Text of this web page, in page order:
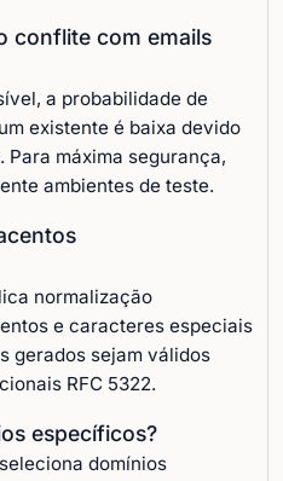
conflite com emails
a probabilidade de
existente é baixa devido
máxima segurança,
ambientes de teste.
normalização
e caracteres especiais
gerados sejam válidos
RFC 5322.
específicos?
domínios